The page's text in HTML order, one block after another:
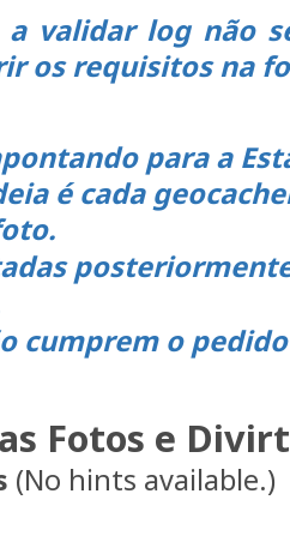
validar log não
os requisitos na
para a
é cada
cumprem o
Fotos e
(No hints available.)